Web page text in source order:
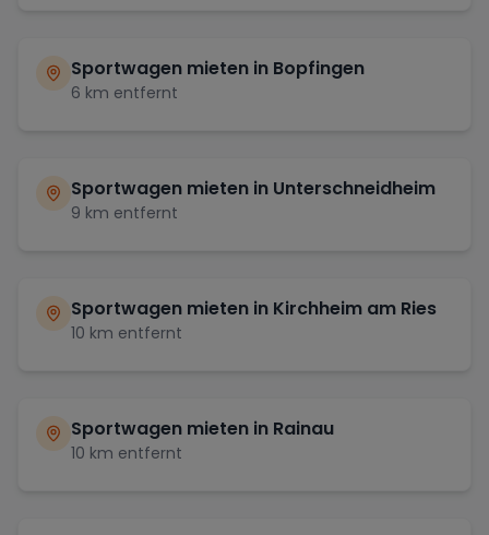
Sportwagen mieten in Bopfingen
6 km entfernt
Sportwagen mieten in Unterschneidheim
9 km entfernt
Sportwagen mieten in Kirchheim am Ries
10 km entfernt
Sportwagen mieten in Rainau
10 km entfernt